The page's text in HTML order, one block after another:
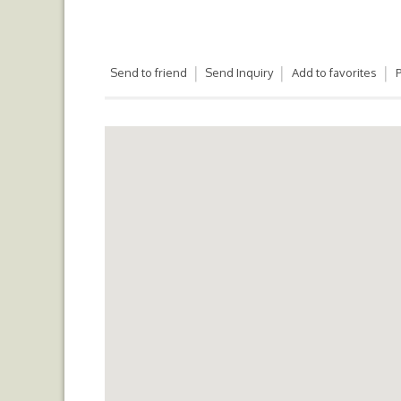
Send to friend Send Inquiry Add to favorites